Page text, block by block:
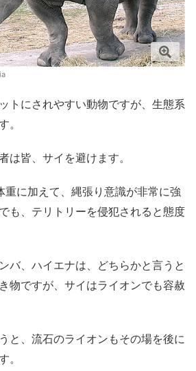
トにされやすい動物ですが、生態系
。
は皆、サイを避けます。
重に加えて、縄張り意識が非常に強
も、テリトリーを侵犯されると態度
バ、ハイエナは、どちらかと言うと
物ですが、サイはライオンでも容赦
と、流石のライオンもその場を後に
。